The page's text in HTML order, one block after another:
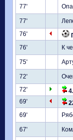
77'
77'
76'
76'
К
75'
72'
72'
69'
69'
67'